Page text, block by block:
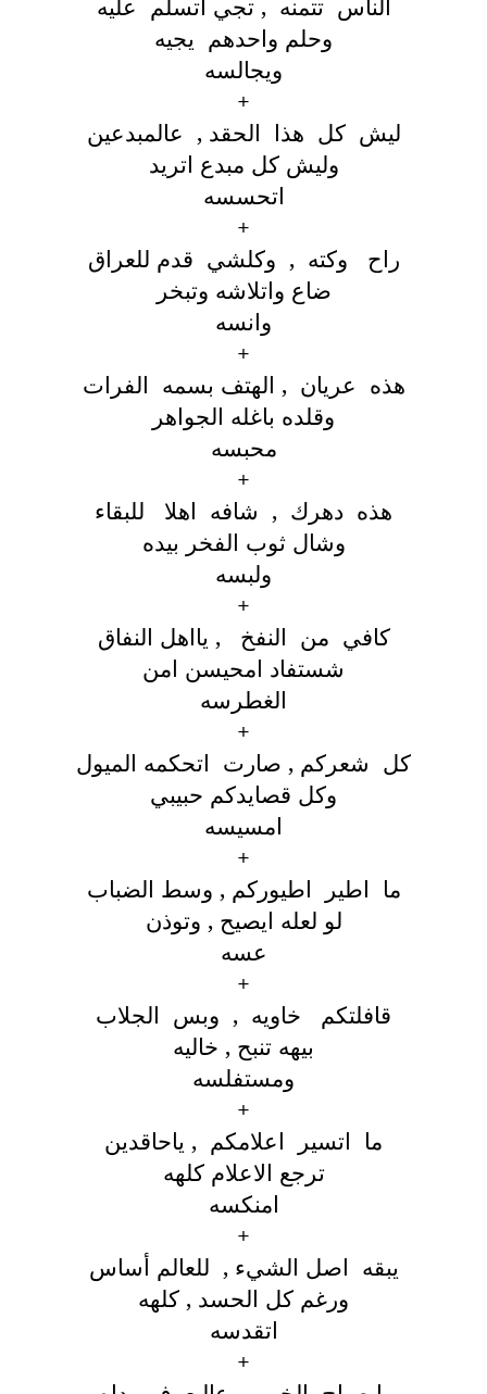
الناس تتمنه , تجي اتسلم عليه
وحلم واحدهم يجيه
ويجالسه
+
ليش كل هذا الحقد , عالمبدعين
وليش كل مبدع اتريد
اتحسسه
+
راح وكته , وكلشي قدم للعراق
ضاع واتلاشه وتبخر
وانسه
+
هذه عريان , الهتف بسمه الفرات
وقلده باغله الجواهر
محبسه
+
هذه دهرك , شافه اهلا للبقاء
وشال ثوب الفخر بيده
ولبسه
+
كافي من النفخ , يااهل النفاق
شستفاد امحيسن امن
الغطرسه
+
كل شعركم , صارت اتحكمه الميول
وكل قصايدكم حبيبي
امسيسه
+
ما اطير اطيوركم , وسط الضباب
لو لعله ايصيح , وتوذن
عسه
+
قافلتكم خاويه , وبس الجلاب
بيهه تنبح , خاليه
ومستفلسه
+
ما اتسير اعلامكم , ياحاقدين
ترجع الاعلام كلهه
امنكسه
+
يبقه اصل الشيء , للعالم أساس
ورغم كل الحسد , كلهه
اتقدسه
+